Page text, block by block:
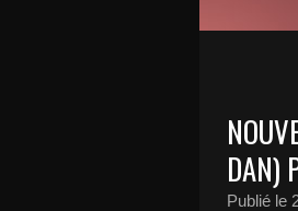
DAN)
Publié le